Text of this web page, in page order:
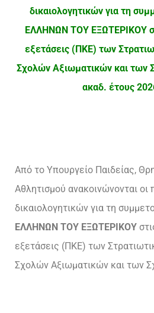
δικαιολογητικών για τη
ΕΛΛΗΝΩΝ ΤΟΥ ΕΞΩΤΕΡΙΚΟΥ
εξετάσεις (ΠΚΕ) των
Σχολών Αξιωματικών και
ακαδ. έτους
Από το Υπουργείο Παιδείας,
Αθλητισμού ανακοινώνονται
δικαιολογητικών για τη
ΕΛΛΗΝΩΝ ΤΟΥ ΕΞΩΤΕΡΙΚΟΥ
εξετάσεις (ΠΚΕ) των
Σχολών Αξιωματικών και των